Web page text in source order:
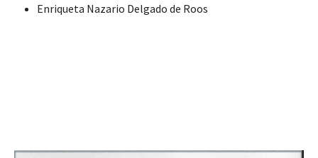
Enriqueta Nazario Delgado de Roos